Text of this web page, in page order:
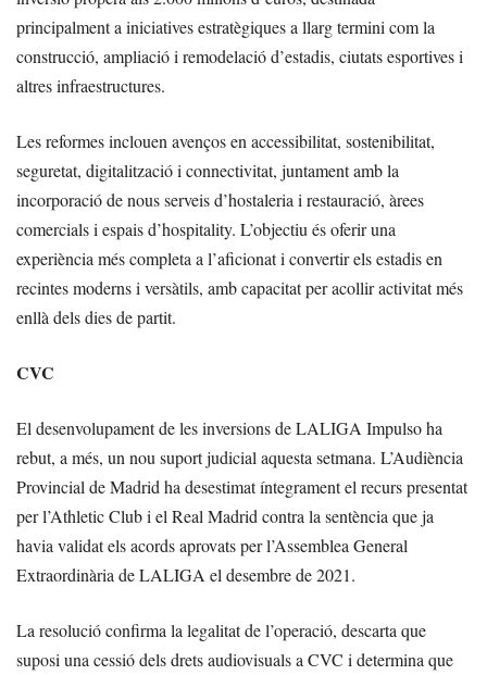
principalment a iniciatives estratègiques a llarg termini com la
construcció, ampliació i remodelació d’estadis, ciutats esportives i
altres infraestructures.
Les reformes inclouen avenços en accessibilitat, sostenibilitat,
seguretat, digitalització i connectivitat, juntament amb la
incorporació de nous serveis d’hostaleria i restauració, àrees
comercials i espais d’hospitality. L’objectiu és oferir una
experiència més completa a l’aficionat i convertir els estadis en
recintes moderns i versàtils, amb capacitat per acollir activitat més
enllà dels dies de partit.
CVC
El desenvolupament de les inversions de LALIGA Impulso ha
rebut, a més, un nou suport judicial aquesta setmana. L’Audiència
Provincial de Madrid ha desestimat íntegrament el recurs presentat
per l’Athletic Club i el Real Madrid contra la sentència que ja
havia validat els acords aprovats per l’Assemblea General
Extraordinària de LALIGA el desembre de 2021.
La resolució confirma la legalitat de l’operació, descarta que
suposi una cessió dels drets audiovisuals a CVC i determina que